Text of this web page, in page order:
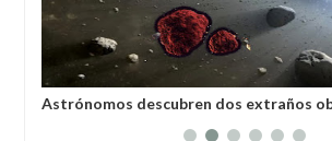
Astrónomos descubren dos extraños objetos